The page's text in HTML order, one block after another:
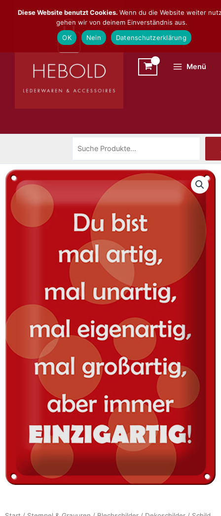
Inhalt
Menü
Diese Website benutzt Cookies. Wenn du die Website weiter
gehen wir von deinem Einverständnis aus.
OK
Nein Datenschutzerklärung